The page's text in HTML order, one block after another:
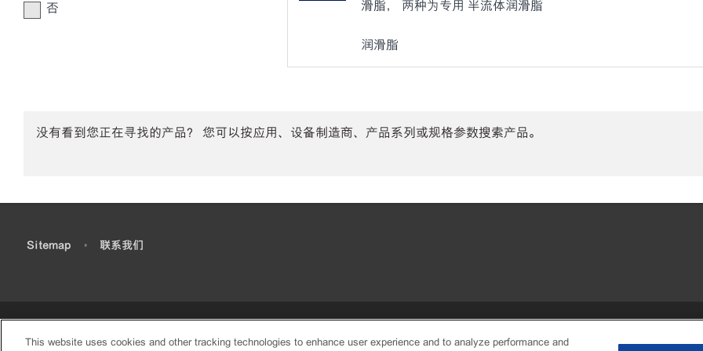
否
滑脂， 两种为专用 半流体润滑脂
润滑脂
没有看到您正在寻找的产品？ 您可以按应用、设备制造商、产品系列或规格参数搜索产品。
Sitemap • 联系我们
• Privacy center (Do not sell or share
This website uses cookies and other tracking technologies to enhance user experience and to analyze performance and